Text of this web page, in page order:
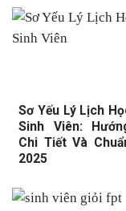
Sơ Yếu Lý Lịch
Sinh Viên:
Chi Tiết Và
2025